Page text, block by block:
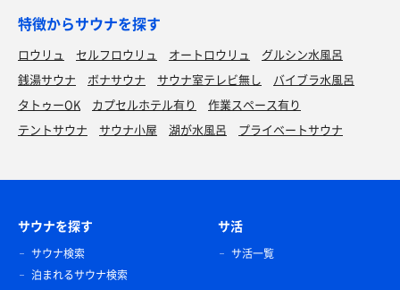
特徴からサウナを探す
ロウリュ セルフロウリュ オートロウリュ
グルシン水風呂
銭湯サウナ
ボナサウナ サウナ室テレビ無し
バイブラ水風呂
タトゥーOK
カプセルホテル有り
作業スペース有り
テントサウナ
サウナ小屋 湖が水風呂 プライベートサウナ
サウナを探す
サウナ検索
泊まれるサウナ検索
サ活
サ活一覧